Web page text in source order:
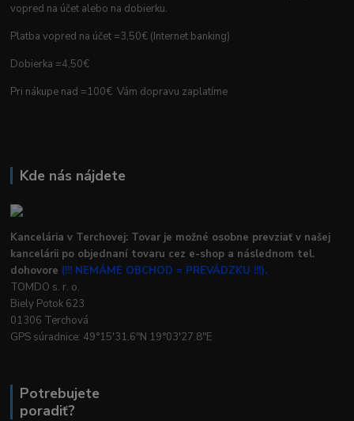
vopred na účet alebo na dobierku.
Platba vopred na účet =3,50€ (Internet banking)
Dobierka =4,50€
Pri nákupe nad =100€ Vám dopravu zaplatíme
Kde nás nájdete
Kancelária v Terchovej: Tovar je možné osobne prevziať v našej
kancelárii po objednaní tovaru cez e-shop a následnom tel.
dohovore (!!! NEMÁME OBCHOD = PREVÁDZKU !!!).
TOMDO s. r. o.
Biely Potok 623
01306 Terchová
GPS súradnice: 49°15'31.6"N 19°03'27.8"E
Potrebujete
poradiť?